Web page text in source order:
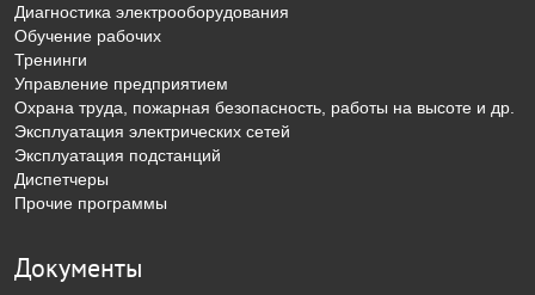
Диагностика электрооборудования
Обучение рабочих
Тренинги
Управление предприятием
Охрана труда, пожарная безопасность, работы на высоте и др.
Эксплуатация электрических сетей
Эксплуатация подстанций
Диспетчеры
Прочие программы
Документы